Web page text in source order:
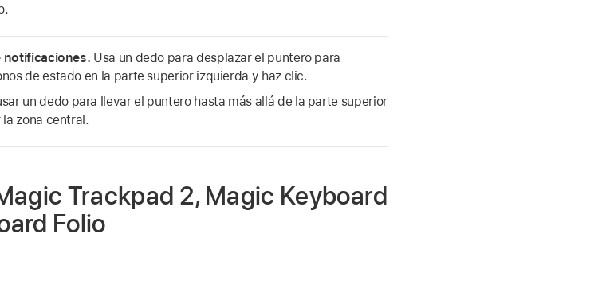
notificaciones. Usa un dedo para desplazar el puntero para
de estado en la parte superior izquierda y haz clic.
un dedo para llevar el puntero hasta más allá de la parte superior
zona central.
Trackpad 2, Magic Keyboard
Folio